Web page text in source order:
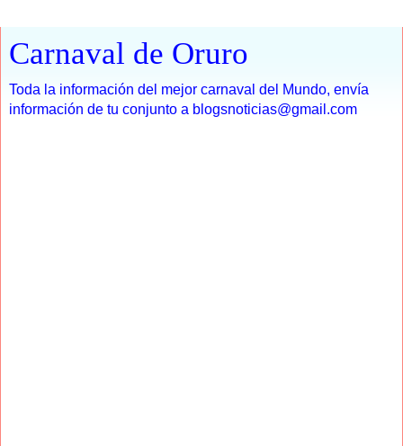
Carnaval de Oruro
Toda la información del mejor carnaval del Mundo, envía
información de tu conjunto a blogsnoticias@gmail.com